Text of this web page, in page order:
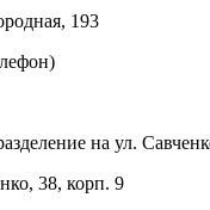
193
на ул.
38, корп. 9